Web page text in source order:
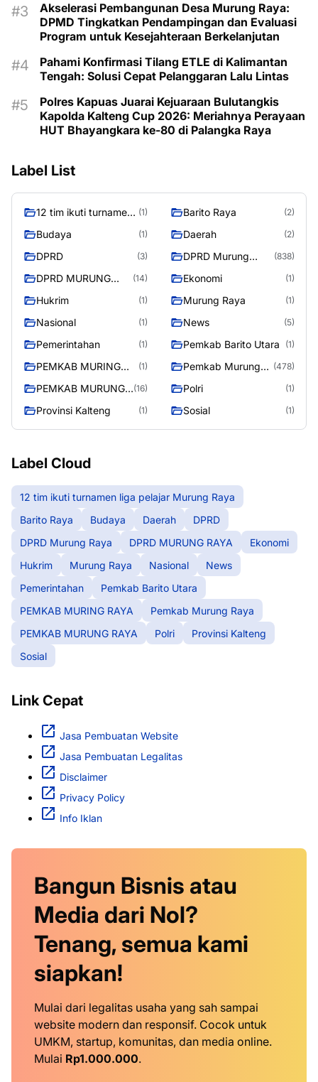
Akselerasi Pembangunan Desa Murung Raya:
DPMD Tingkatkan Pendampingan dan Evaluasi
Program untuk Kesejahteraan Berkelanjutan
Pahami Konfirmasi Tilang ETLE di Kalimantan
Tengah: Solusi Cepat Pelanggaran Lalu Lintas
Polres Kapuas Juarai Kejuaraan Bulutangkis
Kapolda Kalteng Cup 2026: Meriahnya Perayaan
HUT Bhayangkara ke-80 di Palangka Raya
Label List
12 tim ikuti turnamen
Raya
(1) Barito Raya (2)
Budaya (1) Daerah (2)
DPRD (3)
DPRD Murung
(838)
DPRD MURUNG
(14) Ekonomi (1)
Hukrim (1) Murung Raya (1)
Nasional (1) News (5)
Pemerintahan (1) Pemkab Barito Utara (1)
PEMKAB MURING
(1)
Pemkab Murung
(478)
PEMKAB MURUNG
(16) Polri (1)
Provinsi Kalteng (1) Sosial (1)
Label Cloud
12 tim ikuti turnamen liga pelajar Murung Raya
Barito Raya
Budaya Daerah
DPRD
DPRD Murung Raya
DPRD MURUNG RAYA
Ekonomi
Hukrim
Murung Raya Nasional
News
Pemerintahan
Pemkab Barito Utara
PEMKAB MURING RAYA
Pemkab Murung Raya
PEMKAB MURUNG RAYA
Polri
Provinsi Kalteng
Sosial
Link Cepat
Jasa Pembuatan Website
Jasa Pembuatan Legalitas
Disclaimer
Privacy Policy
Info Iklan
Bangun Bisnis atau
Media dari Nol?
Tenang, semua kami
siapkan!
Mulai dari legalitas usaha yang sah sampai
website modern dan responsif. Cocok untuk
UMKM, startup, komunitas, dan media online.
Mulai Rp1.000.000.